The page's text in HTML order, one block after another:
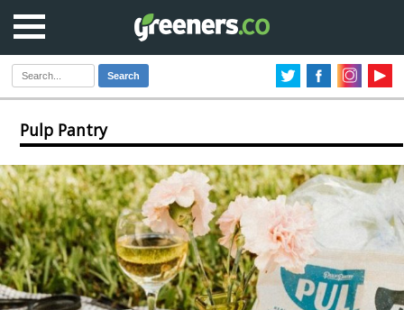
Search
Pulp Pantry